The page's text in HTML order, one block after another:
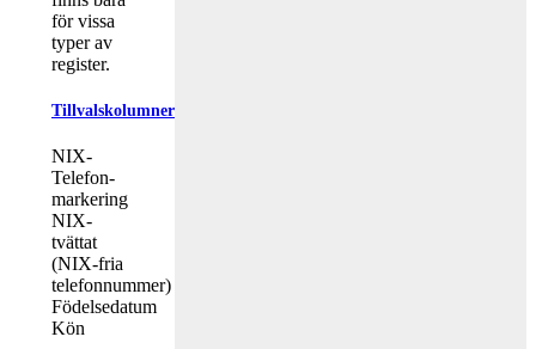
för vissa
typer av
register.
Tillvalskolumner
NIX-
Telefon-
markering
NIX-
tvättat
(NIX-fria
telefonnummer)
Födelsedatum
Kön